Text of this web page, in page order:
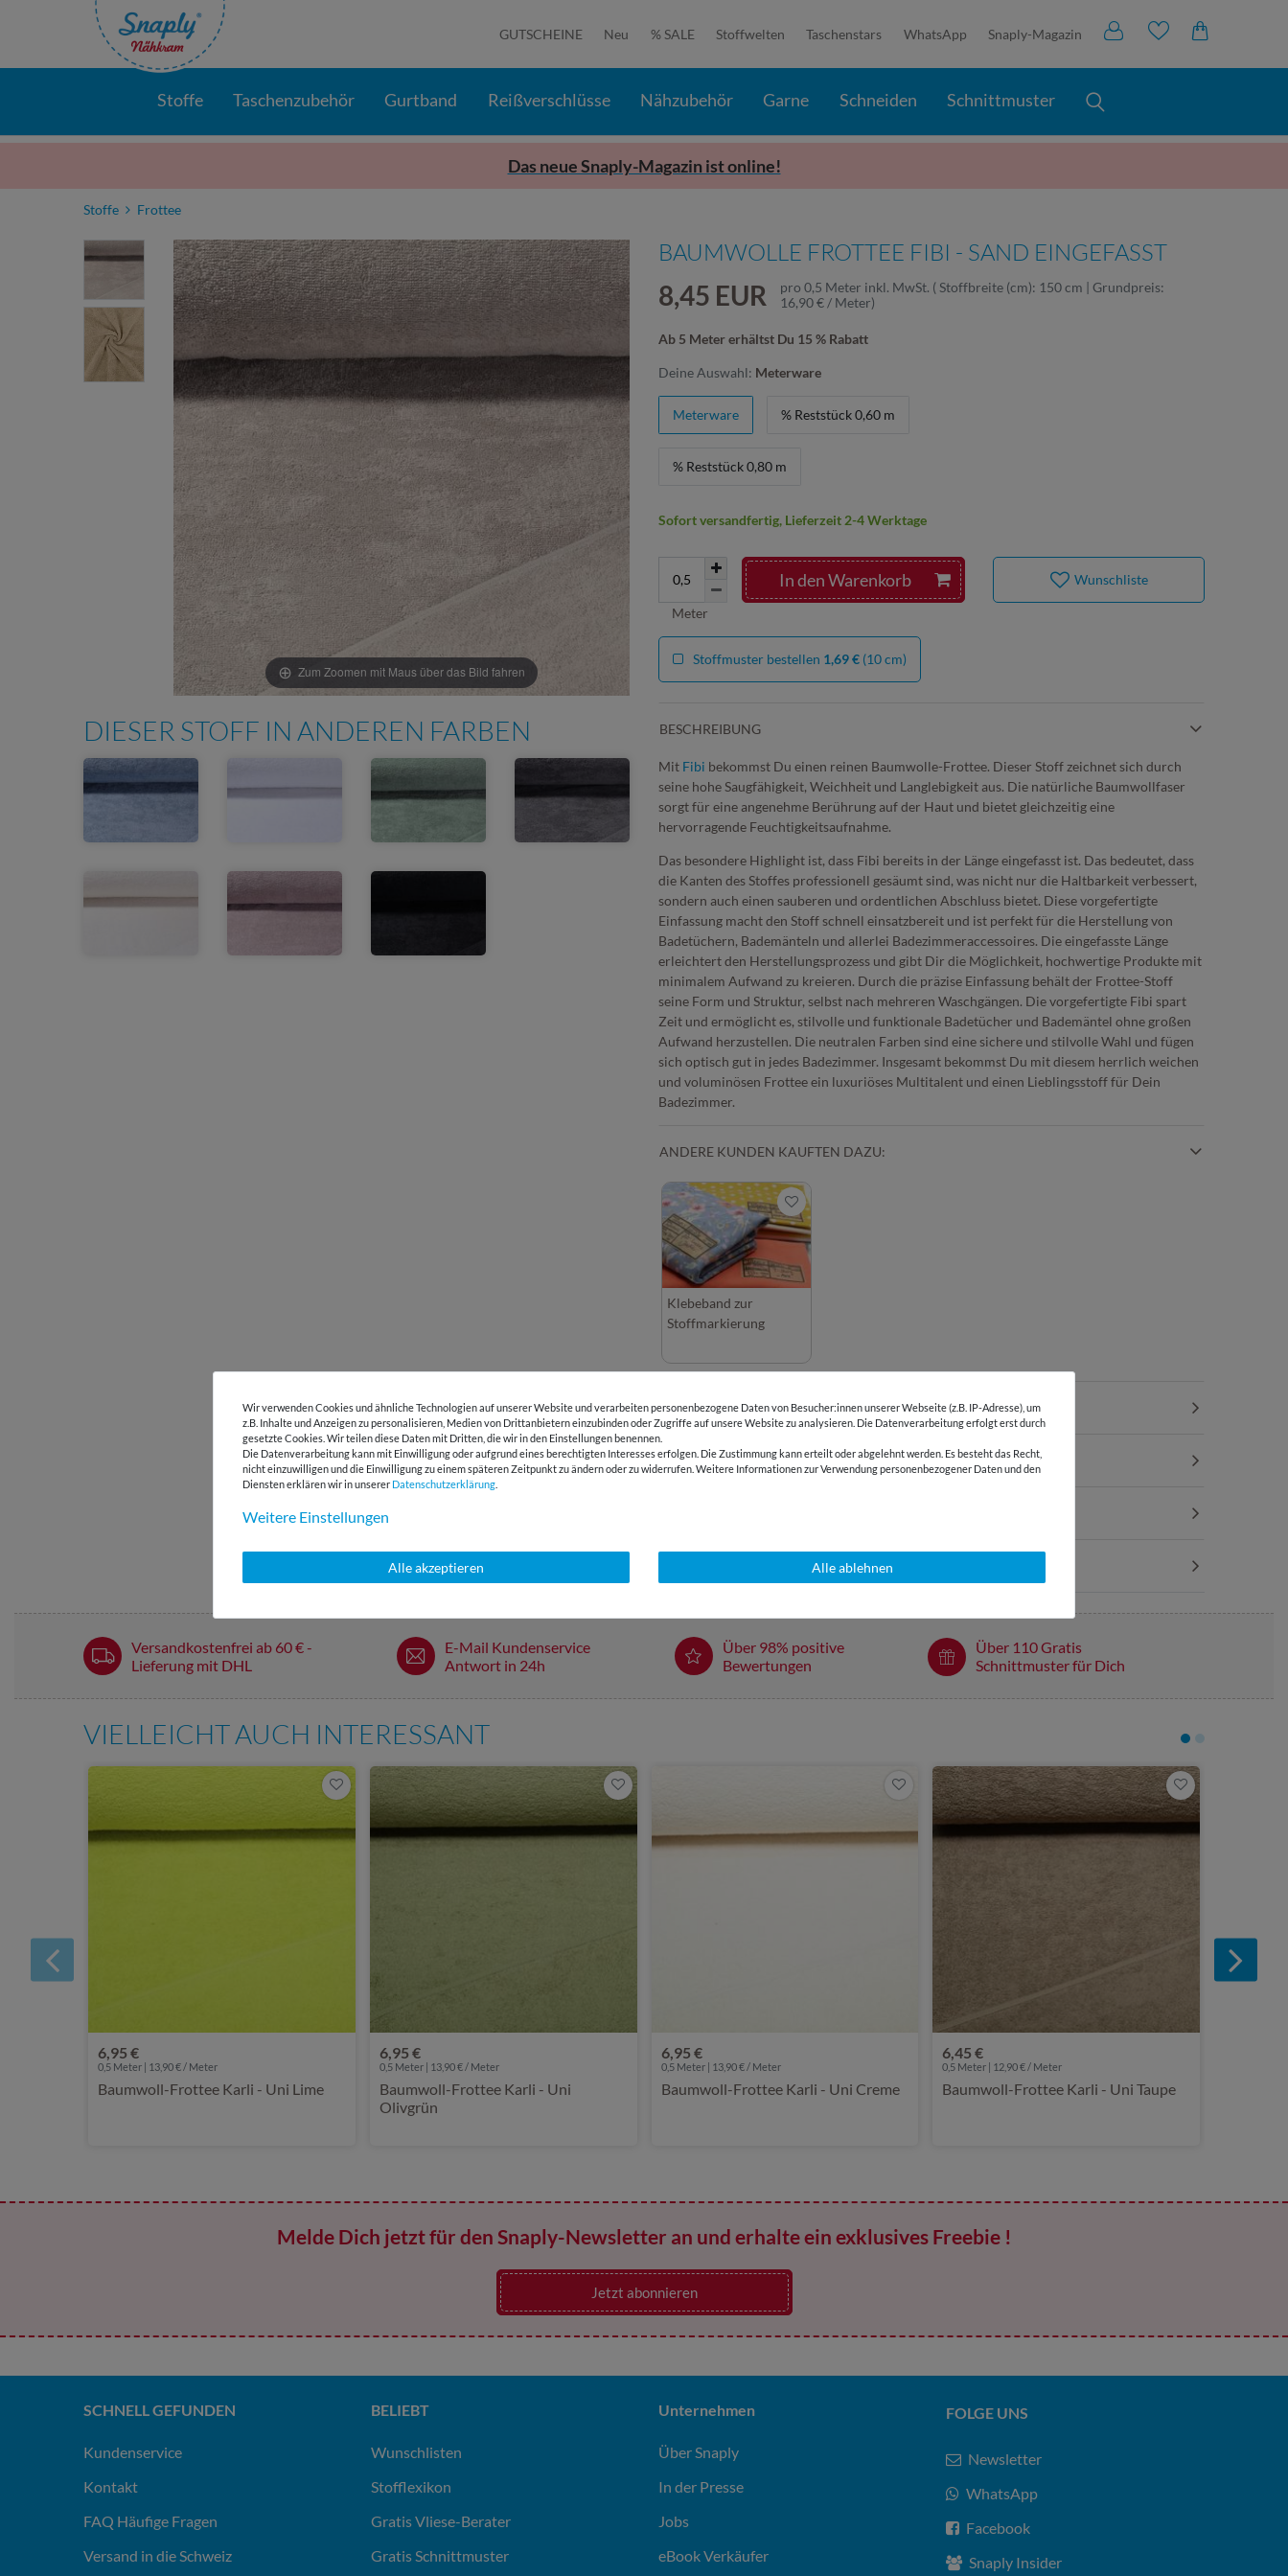
GUTSCHEINE Neu % SALE Stoffwelten Taschenstars WhatsApp Snaply-Magazin
Stoffe Taschenzubehör Gurtband Reißverschlüsse Nähzubehör Garne Schneiden Schnittmuster
Das neue Snaply-Magazin ist online!
Stoffe Frottee
Zum Zoomen mit Maus über das Bild fahren
DIESER STOFF IN ANDEREN FARBEN
BAUMWOLLE FROTTEE FIBI - SAND EINGEFASST
8,45 EUR pro 0,5 Meter inkl. MwSt. ( Stoffbreite (cm): 150 cm | Grundpreis:
16,90 € / Meter)
Ab 5 Meter erhältst Du 15 % Rabatt
Deine Auswahl: Meterware
Meterware % Reststück 0,60 m
% Reststück 0,80 m
In den Warenkorb
Meter
Sofort versandfertig, Lieferzeit 2-4 Werktage
Wunschliste
Stoffmuster bestellen 1,69 € (10 cm)
BESCHREIBUNG
Mit Fibi bekommst Du einen reinen Baumwolle-Frottee. Dieser Stoff zeichnet sich durch
seine hohe Saugfähigkeit, Weichheit und Langlebigkeit aus. Die natürliche Baumwollfaser
sorgt für eine angenehme Berührung auf der Haut und bietet gleichzeitig eine
hervorragende Feuchtigkeitsaufnahme.
Das besondere Highlight ist, dass Fibi bereits in der Länge eingefasst ist. Das bedeutet, dass
die Kanten des Stoffes professionell gesäumt sind, was nicht nur die Haltbarkeit verbessert,
sondern auch einen sauberen und ordentlichen Abschluss bietet. Diese vorgefertigte
Einfassung macht den Stoff schnell einsatzbereit und ist perfekt für die Herstellung von
Badetüchern, Bademänteln und allerlei Badezimmeraccessoires. Die eingefasste Länge
erleichtert den Herstellungsprozess und gibt Dir die Möglichkeit, hochwertige Produkte mit
minimalem Aufwand zu kreieren. Durch die präzise Einfassung behält der Frottee-Stoff
seine Form und Struktur, selbst nach mehreren Waschgängen. Die vorgefertigte Fibi spart
Zeit und ermöglicht es, stilvolle und funktionale Badetücher und Bademäntel ohne großen
Aufwand herzustellen. Die neutralen Farben sind eine sichere und stilvolle Wahl und fügen
sich optisch gut in jedes Badezimmer. Insgesamt bekommst Du mit diesem herrlich weichen
und voluminösen Frottee ein luxuriöses Multitalent und einen Lieblingsstoff für Dein
Badezimmer.
ANDERE KUNDEN KAUFTEN DAZU:
Klebeband zur
Stoffmarkierung
DETAILS
PFLEGEHINWEIS
HERSTELLERINFORMATIONEN
Versandkostenfrei ab 60 € -
Lieferung mit DHL
E-Mail Kundenservice
Antwort in 24h
Über 98% positive
Bewertungen
Über 110 Gratis
Schnittmuster für Dich
VIELLEICHT AUCH INTERESSANT
6,95 €
0,5 Meter | 13,90 € / Meter
Baumwoll-Frottee Karli - Uni Lime
6,95 €
0,5 Meter | 13,90 € / Meter
Baumwoll-Frottee Karli - Uni
Olivgrün
6,95 €
0,5 Meter | 13,90 € / Meter
Baumwoll-Frottee Karli - Uni Creme
6,45 €
0,5 Meter | 12,90 € / Meter
Baumwoll-Frottee Karli - Uni Taupe
Melde Dich jetzt für den Snaply-Newsletter an und erhalte ein exklusives Freebie !
Jetzt abonnieren
Wir verwenden Cookies und ähnliche Technologien auf unserer Website und verarbeiten personenbezogene Daten von Besucher:innen unserer Webseite (z.B. IP-Adresse), um
z.B. Inhalte und Anzeigen zu personalisieren, Medien von Drittanbietern einzubinden oder Zugriffe auf unsere Website zu analysieren. Die Datenverarbeitung erfolgt erst durch
gesetzte Cookies. Wir teilen diese Daten mit Dritten, die wir in den Einstellungen benennen.
Die Datenverarbeitung kann mit Einwilligung oder aufgrund eines berechtigten Interesses erfolgen. Die Zustimmung kann erteilt oder abgelehnt werden. Es besteht das Recht,
nicht einzuwilligen und die Einwilligung zu einem späteren Zeitpunkt zu ändern oder zu widerrufen. Weitere Informationen zur Verwendung personenbezogener Daten und den
Diensten erklären wir in unserer Daten­schutz­erklärung
Weitere Einstellungen
Alle akzeptieren Alle ablehnen
SCHNELL GEFUNDEN
Kundenservice
Kontakt
FAQ Häufige Fragen
Versand in die Schweiz
BELIEBT
Wunschlisten
Stofflexikon
Gratis Vliese-Berater
Gratis Schnittmuster
Unternehmen
Über Snaply
In der Presse
Jobs
eBook Verkäufer
FOLGE UNS
Newsletter
WhatsApp
Facebook
Snaply Insider